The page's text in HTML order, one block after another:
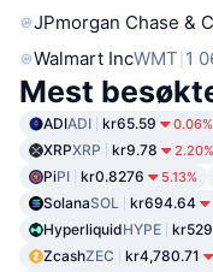
JPmorgan Chase &
Walmart IncWMT 1
Mest
ADIADI kr65.59 0.06%
XRPXRP kr9.78 2.20%
PiPI kr0.8276 5.13%
SolanaSOL kr694.64
HyperliquidHYPE
ZcashZEC kr4,780.71